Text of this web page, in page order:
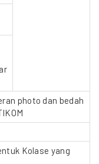
photo dan bedah
Kolase yang